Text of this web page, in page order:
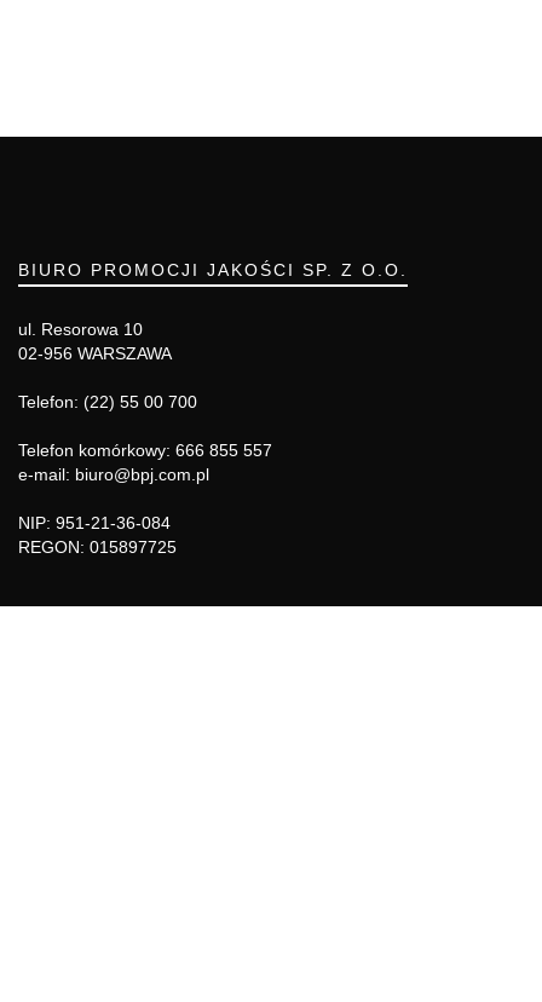
BIURO PROMOCJI JAKOŚCI SP. Z O.O.
ul. Resorowa 10
02-956 WARSZAWA
Telefon: (22) 55 00 700
Telefon komórkowy: 666 855 557
e-mail: biuro@bpj.com.pl
NIP: 951-21-36-084
REGON: 015897725